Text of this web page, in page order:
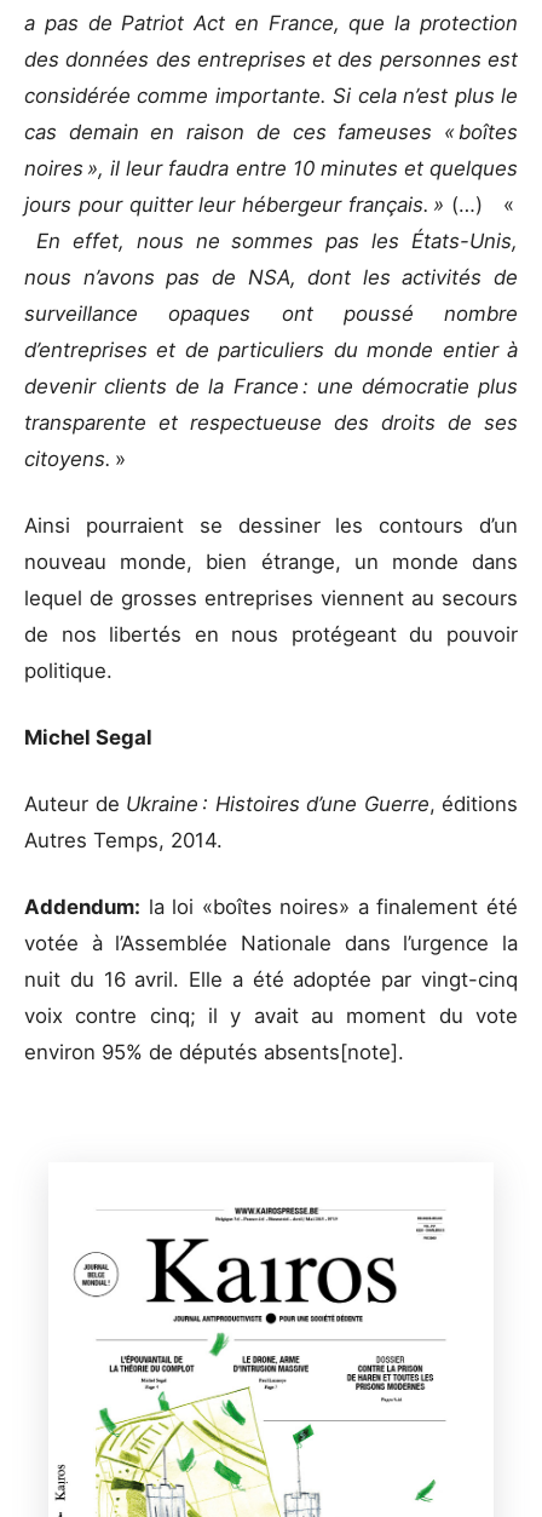
a pas de Patriot Act en France, que la protection
des données des entreprises et des personnes est
considérée comme importante. Si cela n’est plus le
cas demain en raison de ces fameuses « boîtes
noires », il leur faudra entre 10 minutes et quelques
jours pour quitter leur hébergeur français. » (…) «
En effet, nous ne sommes pas les États-Unis,
nous n’avons pas de NSA, dont les activités de
surveillance opaques ont poussé nombre
d’entreprises et de particuliers du monde entier à
devenir clients de la France : une démocratie plus
transparente et respectueuse des droits de ses
citoyens. »
Ainsi pourraient se dessiner les contours d’un
nouveau monde, bien étrange, un monde dans
lequel de grosses entreprises viennent au secours
de nos libertés en nous protégeant du pouvoir
politique.
Michel Segal
Auteur de Ukraine : Histoires d’une Guerre, éditions
Autres Temps, 2014.
Addendum: la loi «boîtes noires» a finalement été
votée à l’Assemblée Nationale dans l’urgence la
nuit du 16 avril. Elle a été adoptée par vingt-cinq
voix contre cinq; il y avait au moment du vote
environ 95% de députés absents[note].